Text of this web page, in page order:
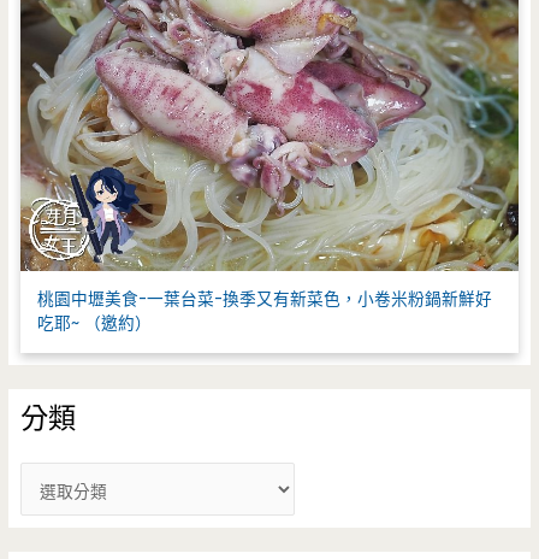
桃園中壢美食-一葉台菜-換季又有新菜色，小卷米粉鍋新鮮好
吃耶~ （邀約）
分類
類